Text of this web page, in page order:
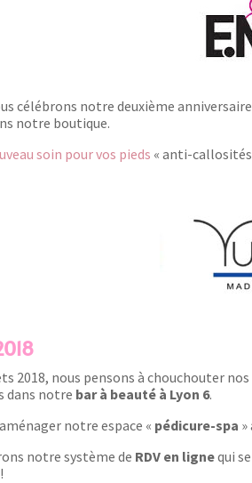
célébrons notre deuxième anniversaire
notre boutique.
soin pour vos pieds « anti-
2018, nous pensons à chouchouter
dans notre bar à beauté à Lyon 6.
notre espace « pédicure-spa
notre système de RDV en lignequi